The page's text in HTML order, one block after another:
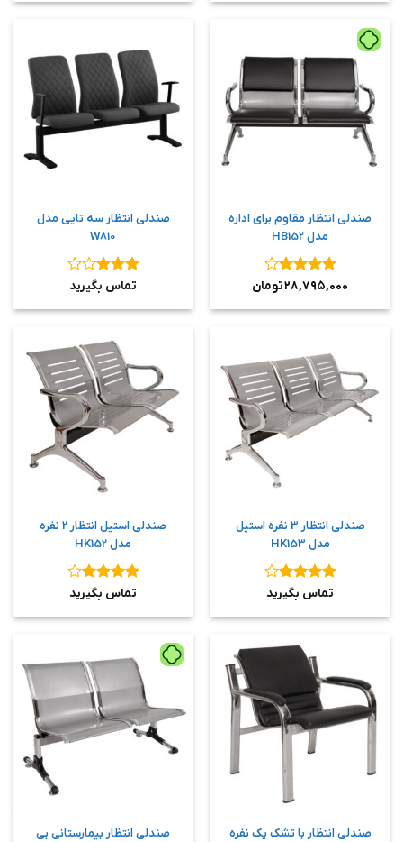
صندلی انتظار مقاوم برای اداره
مدل HB152
نمره۴
۲۸,۷۹۵,۰۰۰تومان
صندلی انتظار سه تایی مدل
W810
نمره ۳
تماس بگیرید
صندلی انتظار 3 نفره استیل
مدل HK153
نمره ۴
تماس بگیرید
صندلی استیل انتظار 2 نفره
مدل HK152
نمره ۴
تماس بگیرید
صندلی انتظار با تشک یک نفره
صندلی انتظار بیمارستانی بی